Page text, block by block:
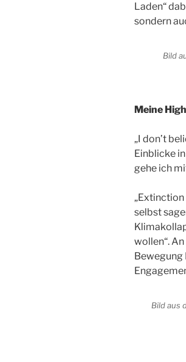
Laden“
sondern
Bild
Meine
„I don’t
Einblicke
gehe ich
selbst
wollen“.
Bewegung
Bild aus